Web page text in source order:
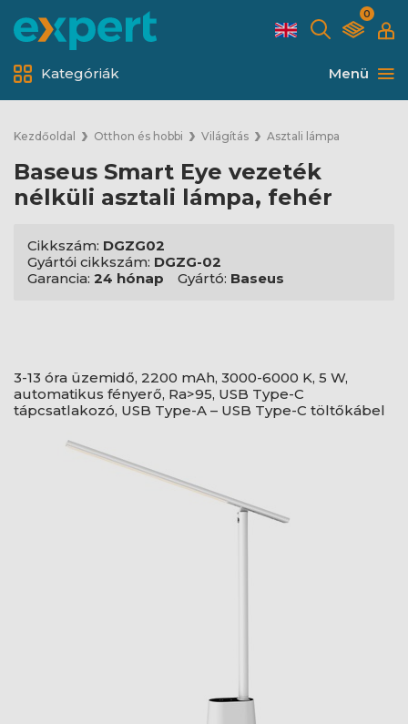
0
Menü
Kategóriák
Kezdőoldal Otthon és hobbi Világítás Asztali lámpa
Baseus Smart Eye vezeték
nélküli asztali lámpa, fehér
Cikkszám: DGZG02
Gyártói cikkszám: DGZG-02
Garancia: 24 hónap Gyártó: Baseus
3-13 óra üzemidő, 2200 mAh, 3000-6000 K, 5 W,
automatikus fényerő, Ra>95, USB Type-C
tápcsatlakozó, USB Type-A – USB Type-C töltőkábel